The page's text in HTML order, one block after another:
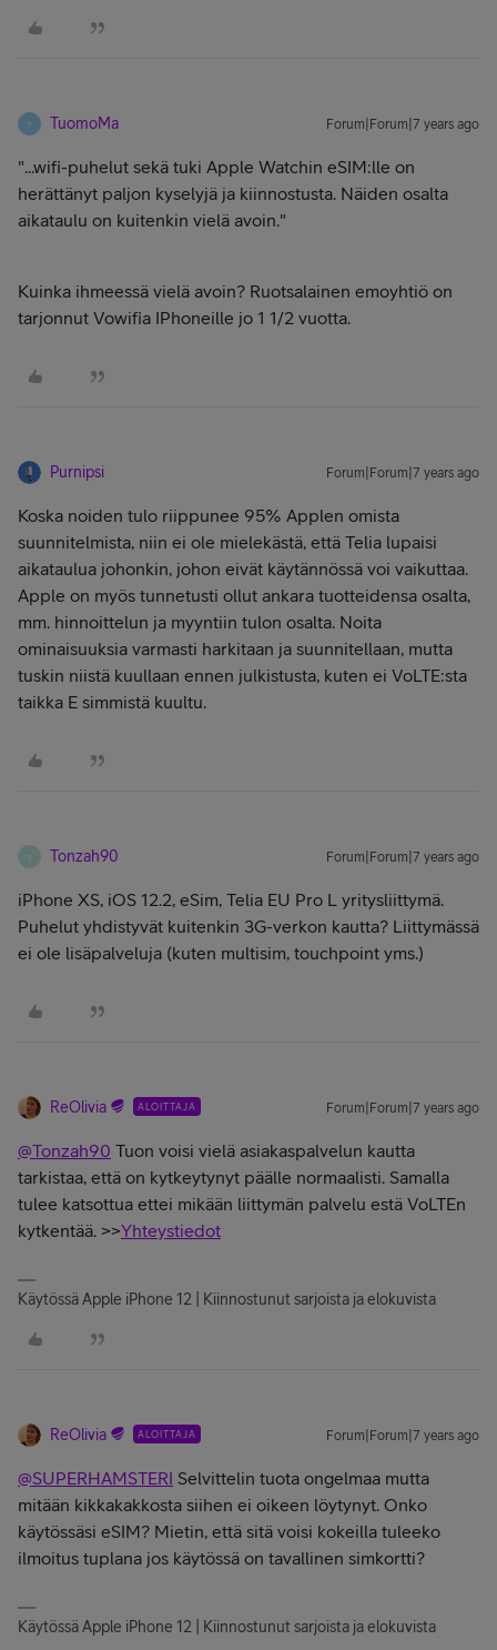
T TuomoMa Forum|Forum|7 years ago
"...wifi-puhelut sekä tuki Apple Watchin eSIM:lle on
herättänyt paljon kyselyjä ja kiinnostusta. Näiden osalta
aikataulu on kuitenkin vielä avoin."
Kuinka ihmeessä vielä avoin? Ruotsalainen emoyhtiö on
tarjonnut Vowifia IPhoneille jo 1 1/2 vuotta.
Purnipsi Forum|Forum|7 years ago
Koska noiden tulo riippunee 95% Applen omista
suunnitelmista, niin ei ole mielekästä, että Telia lupaisi
aikataulua johonkin, johon eivät käytännössä voi vaikuttaa.
Apple on myös tunnetusti ollut ankara tuotteidensa osalta,
mm. hinnoittelun ja myyntiin tulon osalta. Noita
ominaisuuksia varmasti harkitaan ja suunnitellaan, mutta
tuskin niistä kuullaan ennen julkistusta, kuten ei VoLTE:sta
taikka E simmistä kuultu.
T Tonzah90 Forum|Forum|7 years ago
iPhone XS, iOS 12.2, eSim, Telia EU Pro L yritysliittymä.
Puhelut yhdistyvät kuitenkin 3G-verkon kautta? Liittymässä
ei ole lisäpalveluja (kuten multisim, touchpoint yms.)
ReOlivia ALOITTAJA Forum|Forum|7 years ago
@Tonzah90 Tuon voisi vielä asiakaspalvelun kautta
tarkistaa, että on kytkeytynyt päälle normaalisti. Samalla
tulee katsottua ettei mikään liittymän palvelu estä VoLTEn
kytkentää. >>Yhteystiedot
Käytössä Apple iPhone 12 | Kiinnostunut sarjoista ja elokuvista
ReOlivia ALOITTAJA Forum|Forum|7 years ago
@SUPERHAMSTERI Selvittelin tuota ongelmaa mutta
mitään kikkakakkosta siihen ei oikeen löytynyt. Onko
käytössäsi eSIM? Mietin, että sitä voisi kokeilla tuleeko
ilmoitus tuplana jos käytössä on tavallinen simkortti?
Käytössä Apple iPhone 12 | Kiinnostunut sarjoista ja elokuvista